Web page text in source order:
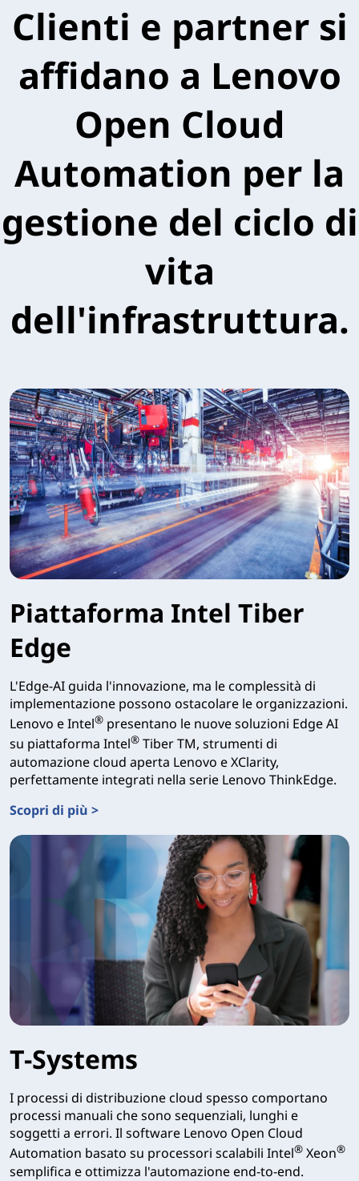
Clienti e partner si
affidano a Lenovo
Open Cloud
Automation per la
gestione del ciclo di
vita
dell'infrastruttura.
Piattaforma Intel Tiber
Edge
L'Edge-AI guida l'innovazione, ma le complessità di
implementazione possono ostacolare le organizzazioni.
Lenovo e Intel® presentano le nuove soluzioni Edge AI
su piattaforma Intel® Tiber TM, strumenti di
automazione cloud aperta Lenovo e XClarity,
perfettamente integrati nella serie Lenovo ThinkEdge.
Scopri di più >
T-Systems
I processi di distribuzione cloud spesso comportano
processi manuali che sono sequenziali, lunghi e
soggetti a errori. Il software Lenovo Open Cloud
Automation basato su processori scalabili Intel® Xeon®
semplifica e ottimizza l'automazione end-to-end.